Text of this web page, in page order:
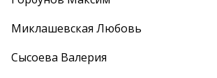
Миклашевская Любовь
Сысоева Валерия